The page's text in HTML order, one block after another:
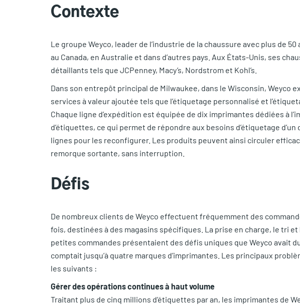
Contexte
Le groupe Weyco, leader de l’industrie de la chaussure avec plus de
au Canada, en Australie et dans d’autres pays. Aux États-Unis, ses
détaillants tels que JCPenney, Macy’s, Nordstrom et Kohl’s.
Dans son entrepôt principal de Milwaukee, dans le Wisconsin, Weyco
services à valeur ajoutée tels que l’étiquetage personnalisé et
Chaque ligne d’expédition est équipée de dix imprimantes dédiées à
d’étiquettes, ce qui permet de répondre aux besoins d’étiquetage
lignes pour les reconfigurer. Les produits peuvent ainsi circuler
remorque sortante, sans interruption.
Défis
De nombreux clients de Weyco effectuent fréquemment des
fois, destinées à des magasins spécifiques. La prise en charge, le tri et
petites commandes présentaient des défis uniques que Weyco avait
comptait jusqu’à quatre marques d’imprimantes. Les principaux
les suivants :
Gérer des opérations continues à haut volume
Traitant plus de cinq millions d’étiquettes par an, les imprimantes de